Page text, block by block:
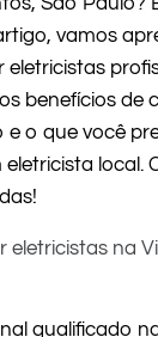
vamos
eletricistas
benefícios de
e o que você
local.
eletricistas na
qualificado